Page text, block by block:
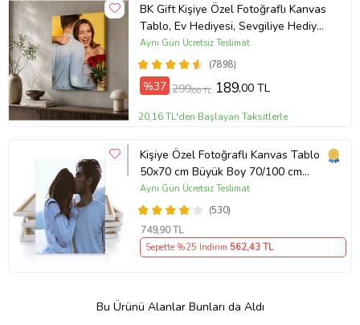
BK Gift Kişiye Özel Fotoğraflı Kanvas
Tablo, Ev Hediyesi, Sevgiliye Hediye,
Arkadaşa Hediye
(7898)
Aynı Gün Ücretsiz Teslimat
%37 299,00 TL 189,00 TL
20,16 TL'den Başlayan Taksitlerle
Kişiye Özel Fotoğraflı Kanvas Tablo
50x70 cm Büyük Boy 70/100 cm
Duvar Tablosu – Sevgiliye & Aileye
Anlamlı Hediye , Babaya Hediye
(530)
Aynı Gün Ücretsiz Teslimat
749,90 TL
Sepette %25 İndirim 562,43 TL
Bu Ürünü Alanlar Bunları da Aldı